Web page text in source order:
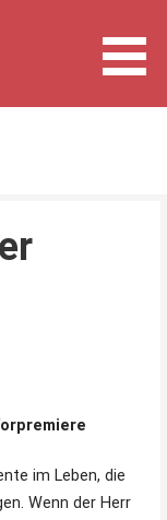
im Leben, die
Wenn der Herr